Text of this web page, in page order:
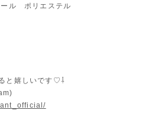
ル ポリエステル
と嬉しいです♡⇩